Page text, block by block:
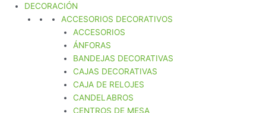
DECORACIÓN
ACCESORIOS DECORATIVOS
ACCESORIOS
ÁNFORAS
BANDEJAS DECORATIVAS
CAJAS DECORATIVAS
CAJA DE RELOJES
CANDELABROS
CENTROS DE MESA